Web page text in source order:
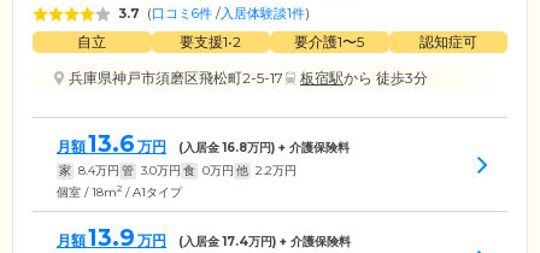
3.7 (口コミ6件 /入居体験談1件)
自立 要支援1•2 要介護1〜5
認知症可
兵庫県神戸市須磨区飛松町2-5-17
板宿駅から 徒歩3分
月額13.6 万円 (入居金16.8万円) + 介護保険料
家 8.4万円 管 3.0万円 食 0万円 他 2.2万円
個室 / 18m2 / A1タイプ
月額13.9 万円 (入居金17.4万円) + 介護保険料